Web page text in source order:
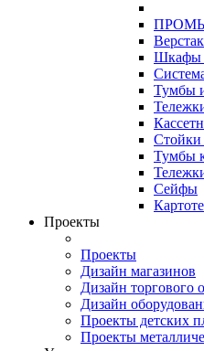
Шкафы
Тумбы
Стойки
Тумбы
Сейфы
Проекты
Проекты
Дизайн магазинов
Дизайн торгового
Дизайн
Проекты детских
Проекты